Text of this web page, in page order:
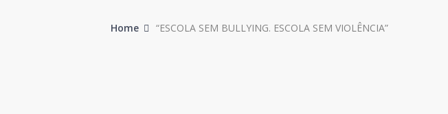
Home “ESCOLA SEM BULLYING. ESCOLA SEM VIOLÊNCIA”